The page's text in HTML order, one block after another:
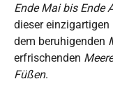
Ende Mai bis Ende
dieser
dem beruhigenden
erfrischenden
Füßen.